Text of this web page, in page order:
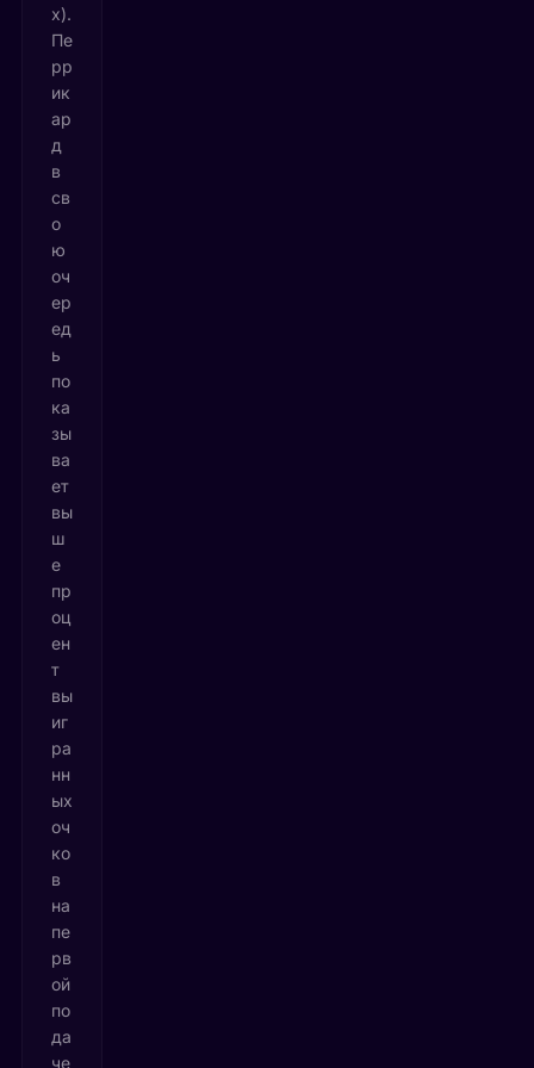
х).
Пе
рр
ик
ар
д
в
св
о
ю
оч
ер
ед
ь
по
ка
зы
ва
ет
вы
ш
е
пр
оц
ен
т
вы
иг
ра
нн
ых
оч
ко
в
на
пе
рв
ой
по
да
че